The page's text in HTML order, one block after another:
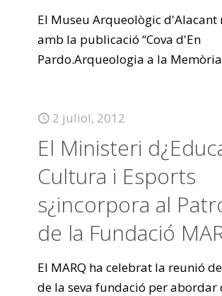
El Museu Arqueològic d'Alacant
amb la publicació “Cova d'En
Pardo.Arqueologia a la
2 juliol, 2012
El Ministeri
Cultura i Esports
s¿incorpora al
de la Fundació
El MARQ ha celebrat la reunió
de la seva fundació per abordar